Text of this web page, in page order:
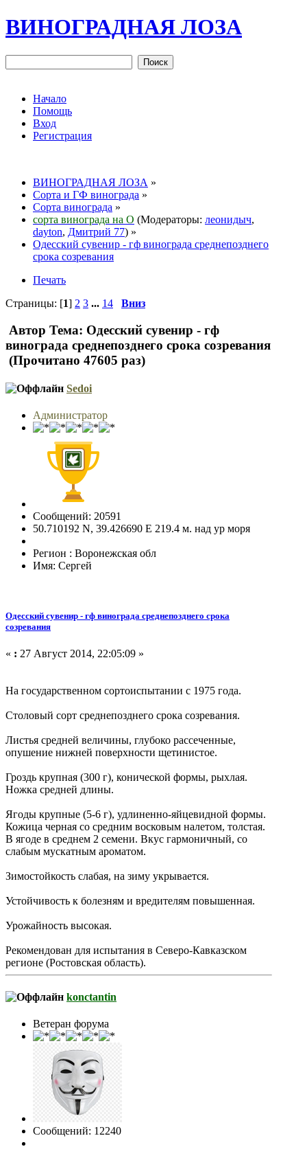
ВИНОГРАДНАЯ ЛОЗА
Начало
Помощь
Вход
Регистрация
ВИНОГРАДНАЯ ЛОЗА »
Сорта и ГФ винограда »
Сорта винограда »
сорта винограда на О (Модераторы: леонидыч,
dayton, Дмитрий 77) »
Одесский сувенир - гф винограда среднепозднего
срока созревания
Печать
Страницы: [1] 2 3 ... 14 Вниз
Автор Тема: Одесский сувенир - гф
винограда среднепозднего срока созревания
(Прочитано 47605 раз)
Sedoi
Администратор
Сообщений: 20591
50.710192 N, 39.426690 E 219.4 м. над ур моря
Регион : Воронежская обл
Имя: Сергей
Одесский сувенир - гф винограда среднепозднего срока
созревания
« : 27 Август 2014, 22:05:09 »
На государственном сортоиспытании с 1975 года.
Столовый сорт среднепозднего срока созревания.
Листья средней величины, глубоко рассеченные,
опушение нижней поверхности щетинистое.
Гроздь крупная (300 г), конической формы, рыхлая.
Ножка средней длины.
Ягоды крупные (5-6 г), удлиненно-яйцевидной формы.
Кожица черная со средним восковым налетом, толстая.
В ягоде в среднем 2 семени. Вкус гармоничный, со
слабым мускатным ароматом.
Зимостойкость слабая, на зиму укрывается.
Устойчивость к болезням и вредителям повышенная.
Урожайность высокая.
Рекомендован для испытания в Северо-Кавказском
регионе (Ростовская область).
konctantin
Ветеран форума
Сообщений: 12240